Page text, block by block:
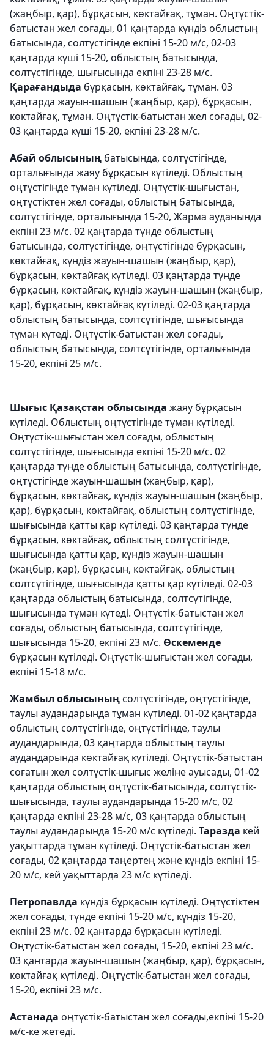
(жаңбыр, қар), бұрқасын, көктайғақ, тұман. Оңтүстік-
батыстан жел соғады, 01 қаңтарда күндіз облыстың
батысында, солтүстігінде екпіні 15-20 м/с, 02-03
қаңтарда күші 15-20, облыстың батысында,
солтүстігінде, шығысында екпіні 23-28 м/с.
Қарағандыда бұрқасын, көктайғақ, тұман. 03
қаңтарда жауын-шашын (жаңбыр, қар), бұрқасын,
көктайғақ, тұман. Оңтүстік-батыстан жел соғады, 02-
03 қаңтарда күші 15-20, екпіні 23-28 м/с.
Абай облысының батысында, солтүстігінде,
орталығында жаяу бұрқасын күтіледі. Облыстың
оңтүстігінде тұман күтіледі. Оңтүстік-шығыстан,
оңтүстіктен жел соғады, облыстың батысында,
солтүстігінде, орталығында 15-20, Жарма ауданында
екпіні 23 м/с. 02 қаңтарда түнде облыстың
батысында, солтүстігінде, оңтүстігінде бұрқасын,
көктайғақ, күндіз жауын-шашын (жаңбыр, қар),
бұрқасын, көктайғақ күтіледі. 03 қаңтарда түнде
бұрқасын, көктайғақ, күндіз жауын-шашын (жаңбыр,
қар), бұрқасын, көктайғақ күтіледі. 02-03 қаңтарда
облыстың батысында, солтсүтігінде, шығысында
тұман күтеді. Оңтүстік-батыстан жел соғады,
облыстың батысында, солтсүтігінде, орталығында
15-20, екпіні 25 м/с.
Шығыс Қазақстан облысында жаяу бұрқасын
күтіледі. Облыстың оңтүстігінде тұман күтіледі.
Оңтүстік-шығыстан жел соғады, облыстың
солтүстігінде, шығысында екпіні 15-20 м/с. 02
қаңтарда түнде облыстың батысында, солтүстігінде,
оңтүстігінде жауын-шашын (жаңбыр, қар),
бұрқасын, көктайғақ, күндіз жауын-шашын (жаңбыр,
қар), бұрқасын, көктайғақ, облыстың солтүстігінде,
шығысында қатты қар күтіледі. 03 қаңтарда түнде
бұрқасын, көктайғақ, облыстың солтүстігінде,
шығысында қатты қар, күндіз жауын-шашын
(жаңбыр, қар), бұрқасын, көктайғақ, облыстың
солтсүтігінде, шығысында қатты қар күтіледі. 02-03
қаңтарда облыстың батысында, солтсүтігінде,
шығысында тұман күтеді. Оңтүстік-батыстан жел
соғады, облыстың батысында, солтсүтігінде,
шығысында 15-20, екпіні 23 м/с. Өскеменде
бұрқасын күтіледі. Оңтүстік-шығыстан жел соғады,
екпіні 15-18 м/с.
Жамбыл облысыныңсолтүстігінде, оңтүстігінде,
таулы аудандарында тұман күтіледі. 01-02 қаңтарда
облыстың солтүстігінде, оңтүстігінде, таулы
аудандарында, 03 қаңтарда облыстың таулы
аудандарында көктайғақ күтіледі. Оңтүстік-батыстан
соғатын жел солтүстік-шығыс желіне ауысады, 01-02
қаңтарда облыстың оңтүстік-батысында, солтүстік-
шығысында, таулы аудандарында 15-20 м/с, 02
қаңтарда екпіні 23-28 м/с, 03 қаңтарда облыстың
таулы аудандарында 15-20 м/с күтіледі. Таразда кей
уақыттарда тұман күтіледі. Оңтүстік-батыстан жел
соғады, 02 қаңтарда таңертең және күндіз екпіні 15-
20 м/с, кей уақыттарда 23 м/с күтіледі.
Петропавлда күндіз бұрқасын күтіледі. Оңтүстіктен
жел соғады, түнде екпіні 15-20 м/с, күндіз 15-20,
екпіні 23 м/с. 02 қантарда бұрқасын күтіледі.
Оңтүстік-батыстан жел соғады, 15-20, екпіні 23 м/с.
03 қантарда жауын-шашын (жаңбыр, қар), бұрқасын,
көктайғақ күтіледі. Оңтүстік-батыстан жел соғады,
15-20, екпіні 23 м/с.
Астанада оңтүстік-батыстан жел соғады,екпіні 15-20
м/с-ке жетеді.